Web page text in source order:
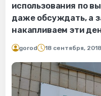
использования по
даже обсуждать, а
накапливаем эти
gorod 18 сентября, 2018